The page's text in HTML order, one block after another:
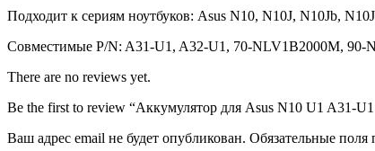
A32-
(11.1V
Подходит к сериям ноутбуков: Asus N10, N10J, N10Jb,
Совместимые P/N: A31-U1, A32-U1, 70-NLV1B2000M,
There are no reviews yet.
Be the first to review “Аккумулятор для Asus N10 U1 A31-
Ваш адрес email не будет опубликован. Обязательные поля